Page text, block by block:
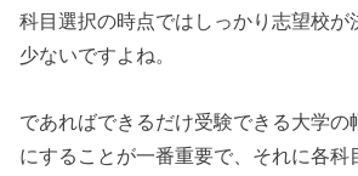
科目選択の時点ではしっかり志望校が
少ないですよね。
であればできるだけ受験できる大学の
にすることが一番重要で、それに各科